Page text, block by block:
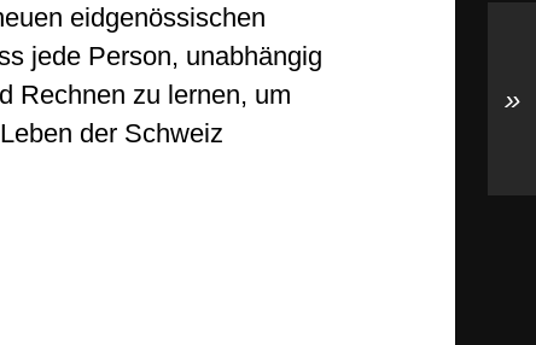
eidgenössischen
jede Person, unabhängig
Rechnen zu lernen, um
der Schweiz
»